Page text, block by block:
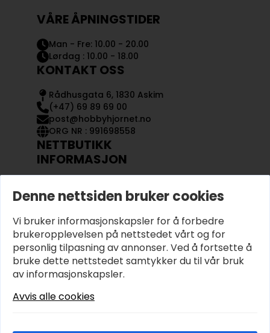
VÅRE ÅPNINGSTIDER
Man - Fre: 10.00 - 20.00
Lørdag : 10.00 - 18.00
KONTAKT OSS
Rådhusgata 6, 1830 Askim
(+47) 69 89 69 00
post@hobbyhjornet.no
ORG NR : 991698558
NETTBUTIKK
INFORMASJON
OM OSS
KJØPSVILKÅR OG BETINGELSER
PERSONVERN
Denne nettsiden bruker cookies
Vi bruker informasjonskapsler for å forbedre
brukeropplevelsen på nettstedet vårt og for
personlig tilpasning av annonser. Ved å fortsette å
bruke dette nettstedet samtykker du til vår bruk
av informasjonskapsler.
Avvis alle cookies